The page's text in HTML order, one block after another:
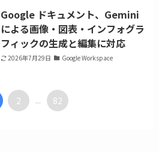
Google ドキュメント、Gemini
による画像・図表・インフォグラ
フィックの生成と編集に対応
2026年7月29日 Google Workspace
2 ... 82